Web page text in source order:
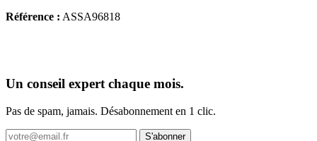
Référence : ASSA96818
Un conseil expert chaque mois.
Pas de spam, jamais. Désabonnement en 1 clic.
S'abonner